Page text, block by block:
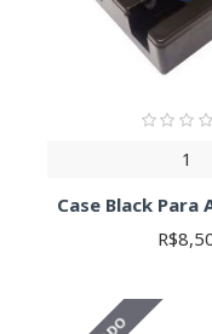
Como Escolher o
Para escolher o case
Necessidades
melhor proteção.
Facilidade de
Navegue por nossa
1
Case Black Para